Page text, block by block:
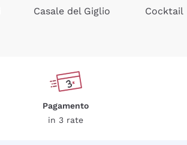
Casale del Giglio
Cocktail
Pagamento
in 3 rate